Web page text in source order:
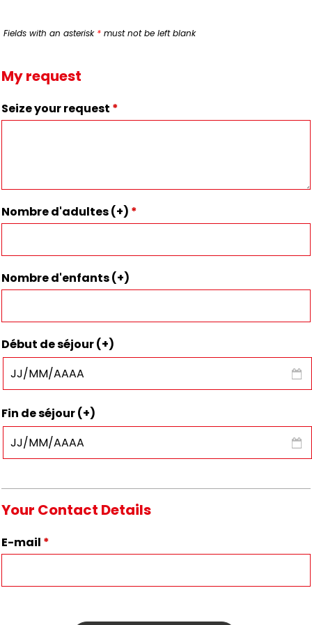
Fields with an asterisk * must not be left blank
My request
Seize your request *
Nombre d'adultes (+) *
Nombre d'enfants (+)
Début de séjour (+)
Fin de séjour (+)
Your Contact Details
E-mail *